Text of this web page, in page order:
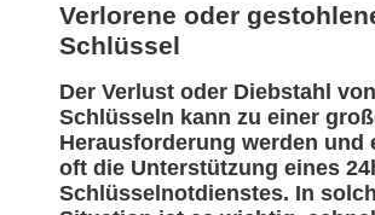
Verlorene oder
Schlüssel
Der Verlust oder Diebstahl von
Schlüsseln kann zu einer
Herausforderung werden und
oft die Unterstützung eines
Schlüsselnotdienstes. In